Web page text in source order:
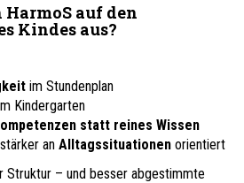
auf den
Kindes aus?
im Stundenplan
Kindergarten
statt reines Wissen
an Alltagssituationen orientiert
Struktur – und besser abgestimmte